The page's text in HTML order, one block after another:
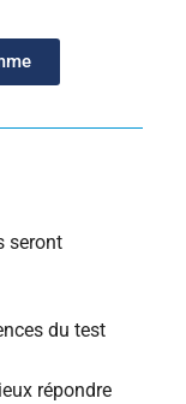
seront
du test
répondre